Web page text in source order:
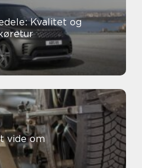
Kvalitet og
vide om